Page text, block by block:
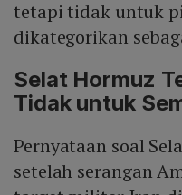
tetapi tidak untuk
dikategorikan
Selat Hormuz
Tidak untuk
Pernyataan soal
setelah serangan